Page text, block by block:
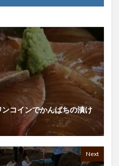
コインでかんぱちの漬け
Next